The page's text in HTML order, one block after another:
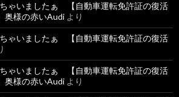
ゃいましたぁ 【自動車運転免許証の復活
奥様の赤いAudi より
ゃいましたぁ 【自動車運転免許証の復活
ゃいましたぁ 【自動車運転免許証の復活
奥様の赤いAudi より